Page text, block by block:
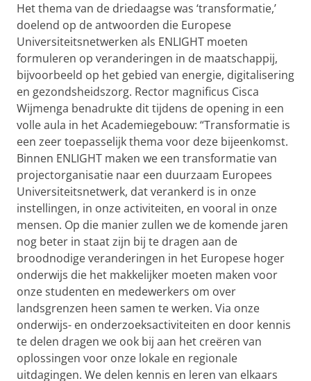
Het thema van de driedaagse was ‘transformatie,’
doelend op de antwoorden die Europese
Universiteitsnetwerken als ENLIGHT moeten
formuleren op veranderingen in de maatschappij,
bijvoorbeeld op het gebied van energie, digitalisering
en gezondsheidszorg. Rector magnificus Cisca
Wijmenga benadrukte dit tijdens de opening in een
volle aula in het Academiegebouw: “Transformatie is
een zeer toepasselijk thema voor deze bijeenkomst.
Binnen ENLIGHT maken we een transformatie van
projectorganisatie naar een duurzaam Europees
Universiteitsnetwerk, dat verankerd is in onze
instellingen, in onze activiteiten, en vooral in onze
mensen. Op die manier zullen we de komende jaren
nog beter in staat zijn bij te dragen aan de
broodnodige veranderingen in het Europese hoger
onderwijs die het makkelijker moeten maken voor
onze studenten en medewerkers om over
landsgrenzen heen samen te werken. Via onze
onderwijs- en onderzoeksactiviteiten en door kennis
te delen dragen we ook bij aan het creëren van
oplossingen voor onze lokale en regionale
uitdagingen. We delen kennis en leren van elkaars